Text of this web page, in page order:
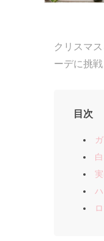
クリスマ
ーデに挑
目次